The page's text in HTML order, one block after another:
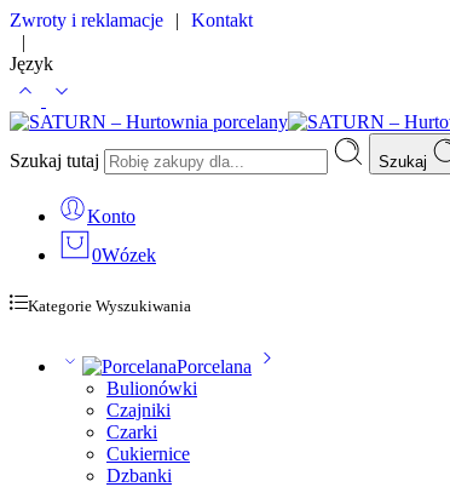
Zwroty i reklamacje |
Kontakt
|
Język
Szukaj tutaj Szukaj
Konto
0Wózek
Kategorie Wyszukiwania
Porcelana
Bulionówki
Czajniki
Czarki
Cukiernice
Dzbanki